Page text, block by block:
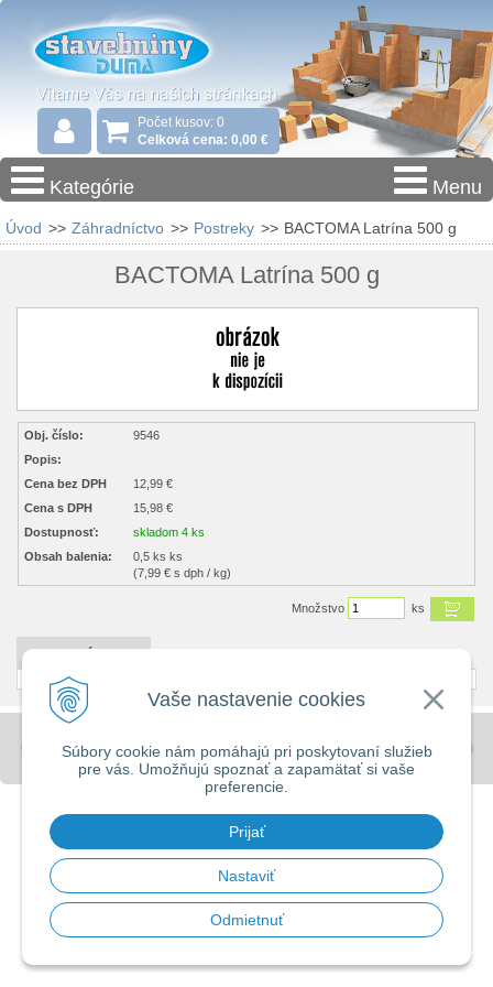
Vaše nastavenie cookies
Súbory cookie nám pomáhajú pri poskytovaní služieb
pre vás. Umožňujú spoznať a zapamätať si vaše
preferencie.
Prijať
Nastaviť
Odmietnuť
Počet kusov: 0
Celková cena: 0,00 €
Kategórie Menu
Úvod >> Záhradníctvo >> Postreky >> BACTOMA Latrína 500 g
BACTOMA Latrína 500 g
Obj. číslo:
9546
Popis:
Cena bez DPH
12,99 €
Cena s DPH
15,98 €
Dostupnosť:
skladom 4 ks
Obsah balenia:
0,5 ks ks
(7,99 € s dph / kg)
Množstvo ks
© 2026 Stavebniny - DUMA •tvorba eshopu cez UNIobchod,webhostingspoločnosti
WEBYGROUP